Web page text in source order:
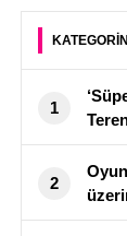
1
2